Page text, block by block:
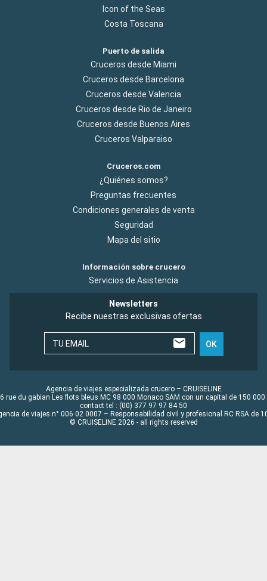
Icon of the Seas
Costa Toscana
Puerto de salida
Cruceros desde Miami
Cruceros desde Barcelona
Cruceros desde Valencia
Cruceros desde Rio de Janeiro
Cruceros desde Buenos Aires
Cruceros Valparaiso
Cruceros.com
¿Quiénes somos?
Preguntas frecuentes
Condiciones generales de venta
Seguridad
Mapa del sitio
Información sobre crucero
Servicios de Asistencia
Newsletters
Recibe nuestras exclusivas ofertas
TU EMAIL OK
Agencia de viajes especializada crucero – CRUISELINE
rue du gabian Les flots bleus MC 98 000 Monaco SAM con un capital de 150 000
contact tel : (00) 377 97 97 84 50
de viajes n° 006 02 0007 – Responsabilidad civil y profesional RC RSA de
© CRUISELINE 2026 - all rights reserved